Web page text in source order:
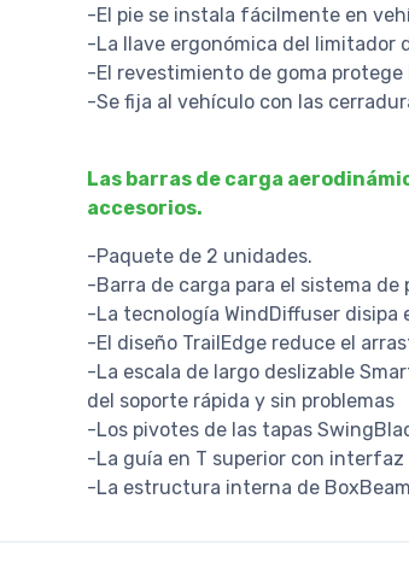
-El pie se instala fácilmente en
-La llave ergonómica del limitador
-El revestimiento de goma
-Se fija al vehículo con las
Las barras de carga
accesorios.
-Paquete de 2 unidades.
-Barra de carga para el sistema
-La tecnología WindDiffuser disipa
-El diseño TrailEdge reduce el
-La escala de largo deslizable
del soporte rápida y sin problemas
-Los pivotes de las tapas
-La guía en T superior con
-La estructura interna de